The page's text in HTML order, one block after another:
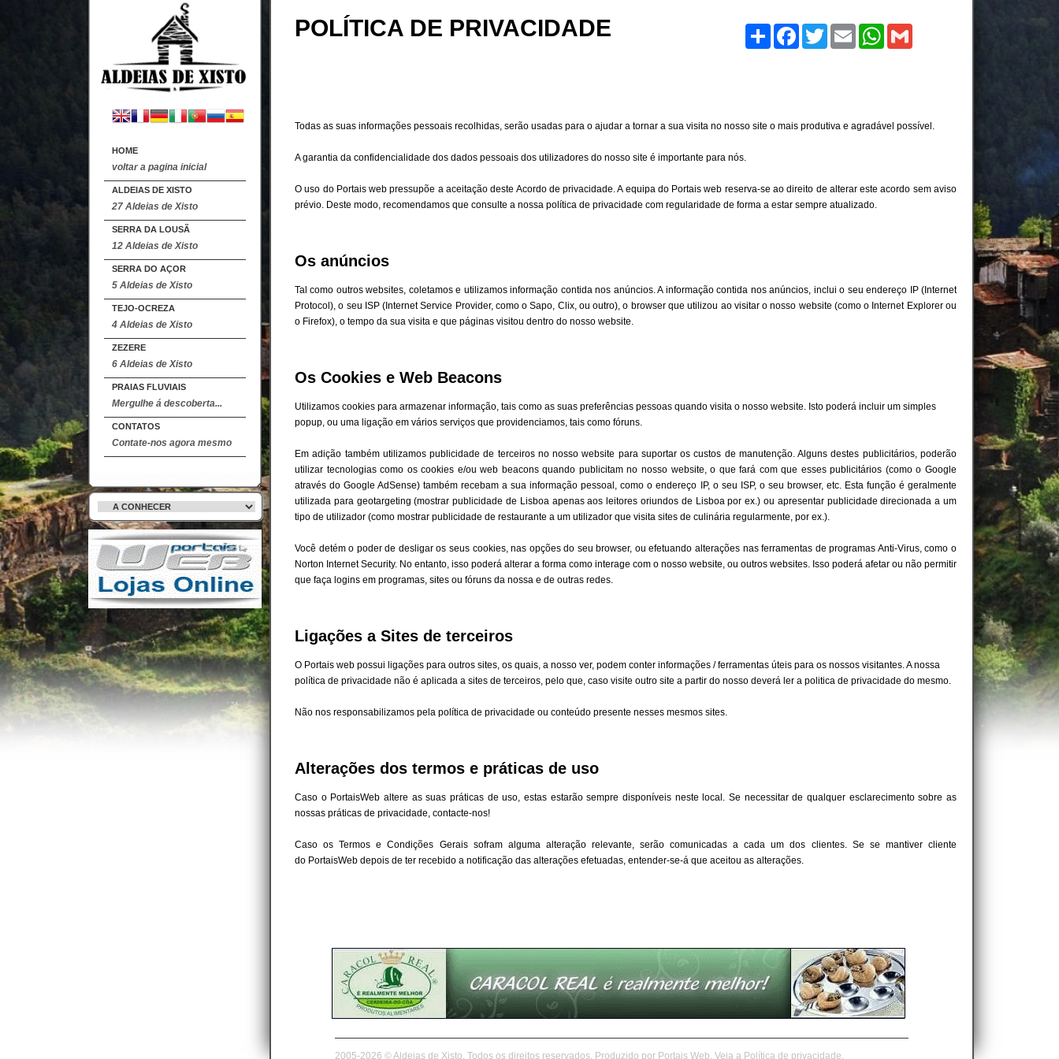
HOME
voltar a pagina inicial
ALDEIAS DE XISTO
27 Aldeias de Xisto
SERRA DA LOUSÃ
12 Aldeias de Xisto
SERRA DO AÇOR
5 Aldeias de Xisto
TEJO-OCREZA
4 Aldeias de Xisto
ZEZERE
6 Aldeias de Xisto
PRAIAS FLUVIAIS
Mergulhe á descoberta...
CONTATOS
Contate-nos agora mesmo
POLÍTICA DE PRIVACIDADE
Todas as suas informações pessoais recolhidas, serão usadas para o ajudar a tornar a sua visita no nosso site o mais produtiva e agradável possível.
A garantia da confidencialidade dos dados pessoais dos utilizadores do nosso site é importante para nós.
O uso do Portais web pressupõe a aceitação deste Acordo de privacidade. A equipa do Portais web reserva-se ao direito de alterar este acordo sem aviso
prévio. Deste modo, recomendamos que consulte a nossa política de privacidade com regularidade de forma a estar sempre atualizado.
Os anúncios
Tal como outros websites, coletamos e utilizamos informação contida nos anúncios. A informação contida nos anúncios, inclui o seu endereço IP (Internet
Protocol), o seu ISP (Internet Service Provider, como o Sapo, Clix, ou outro), o browser que utilizou ao visitar o nosso website (como o Internet Explorer ou
o Firefox), o tempo da sua visita e que páginas visitou dentro do nosso website.
Os Cookies e Web Beacons
Utilizamos cookies para armazenar informação, tais como as suas preferências pessoas quando visita o nosso website. Isto poderá incluir um simples
popup, ou uma ligação em vários serviços que providenciamos, tais como fóruns.
Em adição também utilizamos publicidade de terceiros no nosso website para suportar os custos de manutenção. Alguns destes publicitários, poderão
utilizar tecnologias como os cookies e/ou web beacons quando publicitam no nosso website, o que fará com que esses publicitários (como o Google
através do Google AdSense) também recebam a sua informação pessoal, como o endereço IP, o seu ISP, o seu browser, etc. Esta função é geralmente
utilizada para geotargeting (mostrar publicidade de Lisboa apenas aos leitores oriundos de Lisboa por ex.) ou apresentar publicidade direcionada a um
tipo de utilizador (como mostrar publicidade de restaurante a um utilizador que visita sites de culinária regularmente, por ex.).
Você detém o poder de desligar os seus cookies, nas opções do seu browser, ou efetuando alterações nas ferramentas de programas Anti-Virus, como o
Norton Internet Security. No entanto, isso poderá alterar a forma como interage com o nosso website, ou outros websites. Isso poderá afetar ou não permitir
que faça logins em programas, sites ou fóruns da nossa e de outras redes.
Ligações a Sites de terceiros
O Portais web possui ligações para outros sites, os quais, a nosso ver, podem conter informações / ferramentas úteis para os nossos visitantes. A nossa
política de privacidade não é aplicada a sites de terceiros, pelo que, caso visite outro site a partir do nosso deverá ler a politica de privacidade do mesmo.
Não nos responsabilizamos pela política de privacidade ou conteúdo presente nesses mesmos sites.
Alterações dos termos e práticas de uso
Caso o PortaisWebaltere as suas práticas de uso, estas estarão sempre disponíveis neste local. Se necessitar de qualquer esclarecimento sobre as
nossas práticas de privacidade, contacte-nos!
Caso os Termos e Condições Gerais sofram alguma alteração relevante, serão comunicadas a cada um dos clientes. Se se mantiver cliente
do PortaisWeb depois de ter recebido a notificação das alterações efetuadas, entender-se-á que aceitou as alterações.
CompartilheFacebookTwitter Email WhatsApp
2005-2026 © Aldeias de Xisto, Todos os direitos reservados. Produzido por Portais Web. Veja a Política de privacidade.